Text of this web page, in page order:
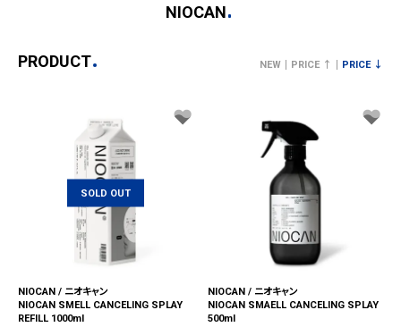
NIOCAN
PRODUCT NEW PRICE ↑ PRICE ↓
SOLD OUT
NIOCAN / ニオキャン
NIOCAN SMELL CANCELING SPLAY
REFILL 1000ml
NIOCAN / ニオキャン
NIOCAN SMAELL CANCELING SPLAY
500ml